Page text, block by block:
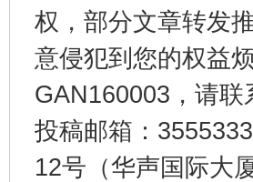
权，部分文章转发
意侵犯到您的权益
GAN160003，请
投稿邮箱：
12号（华声国际大
东山县通报“牛蛙产品抗生素超标问